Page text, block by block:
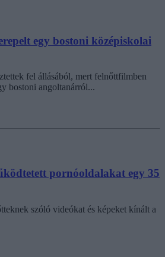
egy bostoni középiskolai
fel állásából, mert felnőttfilmben
bostoni angoltanárról...
pornóoldalakat egy 35
szóló videókat és képeket kínált a